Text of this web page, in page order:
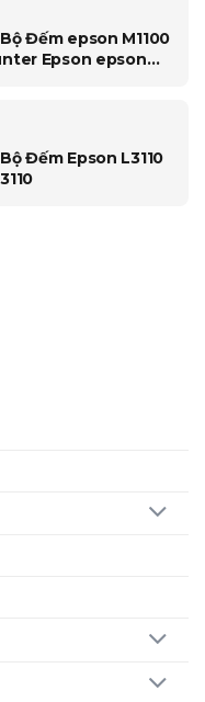
Đếm epson M1100
Epson epson
Đếm Epson L3110